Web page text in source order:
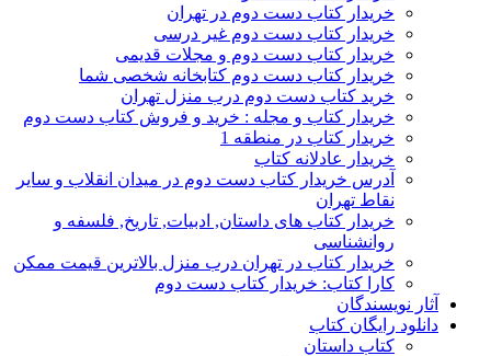
خریدار کتاب دست دوم در تهران
خریدار کتاب دست دوم غیر درسی
خریدار کتاب دست دوم و مجلات قدیمی
خریدار کتاب دست دوم کتابخانه شخصی شما
خرید کتاب دست دوم درب منزل تهران
خریدار کتاب و مجله : خرید و فروش کتاب دست دوم
خریدار کتاب در منطقه 1
خریدار عادلانه کتاب
آدرس خریدار کتاب دست دوم در میدان انقلاب و سایر
نقاط تهران
خریدار کتاب های داستان, ادبیات, تاریخ, فلسفه و
روانشناسی
خریدار کتاب در تهران درب منزل بالاترین قیمت ممکن
کارا کتاب: خریدار کتاب دست دوم
آثار نویسندگان
دانلود رایگان کتاب
کتاب داستان